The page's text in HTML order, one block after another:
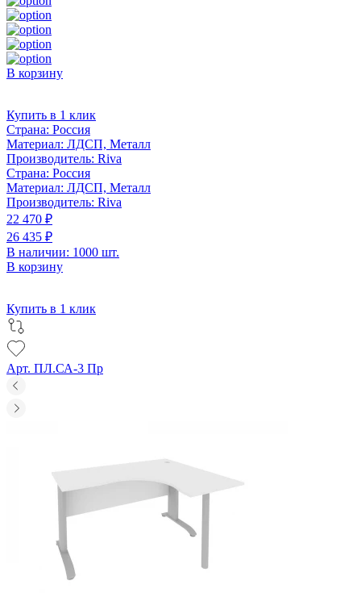
В корзину
Купить в 1 клик
Страна: Россия
Материал: ЛДСП, Металл
Производитель: Riva
Страна: Россия
Материал: ЛДСП, Металл
Производитель: Riva
22 470 ₽
26 435 ₽
В наличии: 1000 шт.
В корзину
Купить в 1 клик
Арт. ПЛ.СА-3 Пр